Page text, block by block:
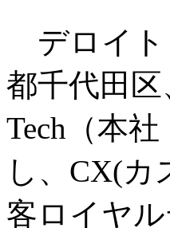
デロイト
都千代田
Tech（本
し、CX(
客ロイヤル